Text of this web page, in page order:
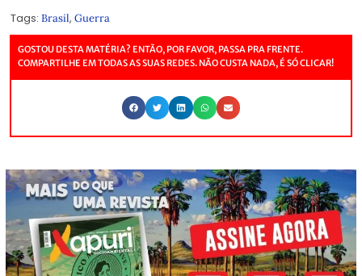
Tags: Brasil, Guerra
GOSTOU DESTA MATÉRIA? ENTÃO, POR FAVOR, PASSA PRA FRENTE.
COMPARTILHE EM TODAS AS SUAS REDES. NÃO CUSTA NADA, É SÓ CLICAR!